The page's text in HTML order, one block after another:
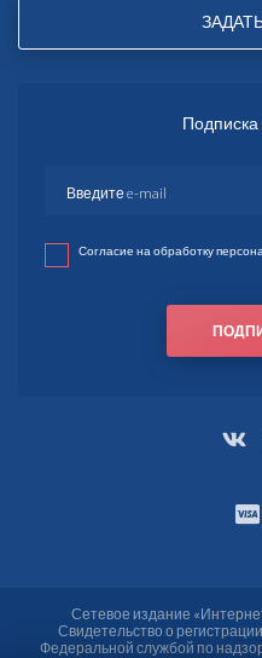
Подписка
Согласие на обработку
Сетевое издание
Свидетельство о
Федеральной службой по